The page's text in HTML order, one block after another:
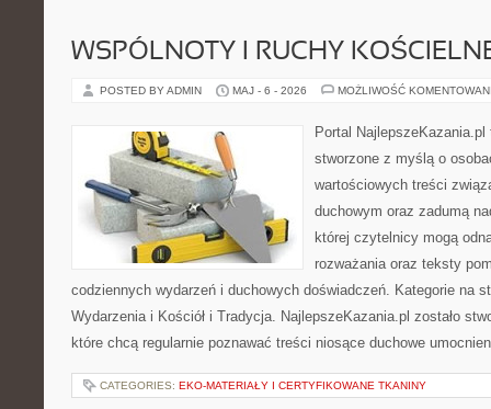
WSPÓLNOTY I RUCHY
POSTED BY ADMIN MAJ - 6 - 2026 MOŻLIWOŚĆ
Portal
stworzone z myślą o
wartościowych treści
duchowym oraz zadumą
której czytelnicy mogą
rozważania oraz teksty
codziennych wydarzeń i duchowych doświadczeń. Kategorie na
Wydarzenia i Kościół i Tradycja. NajlepszeKazania.pl zostało
które chcą regularnie poznawać treści niosące duchowe
CATEGORIES: EKO-MATERIAŁY I CERTYFIKOWANE TKANINY